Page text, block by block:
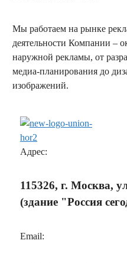
Мы работаем на рынке
деятельности Компании –
наружной рекламы, от
медиа-планирования до
изображений.
Адрес:
115326, г. Москва,
(здание "Россия
Email: